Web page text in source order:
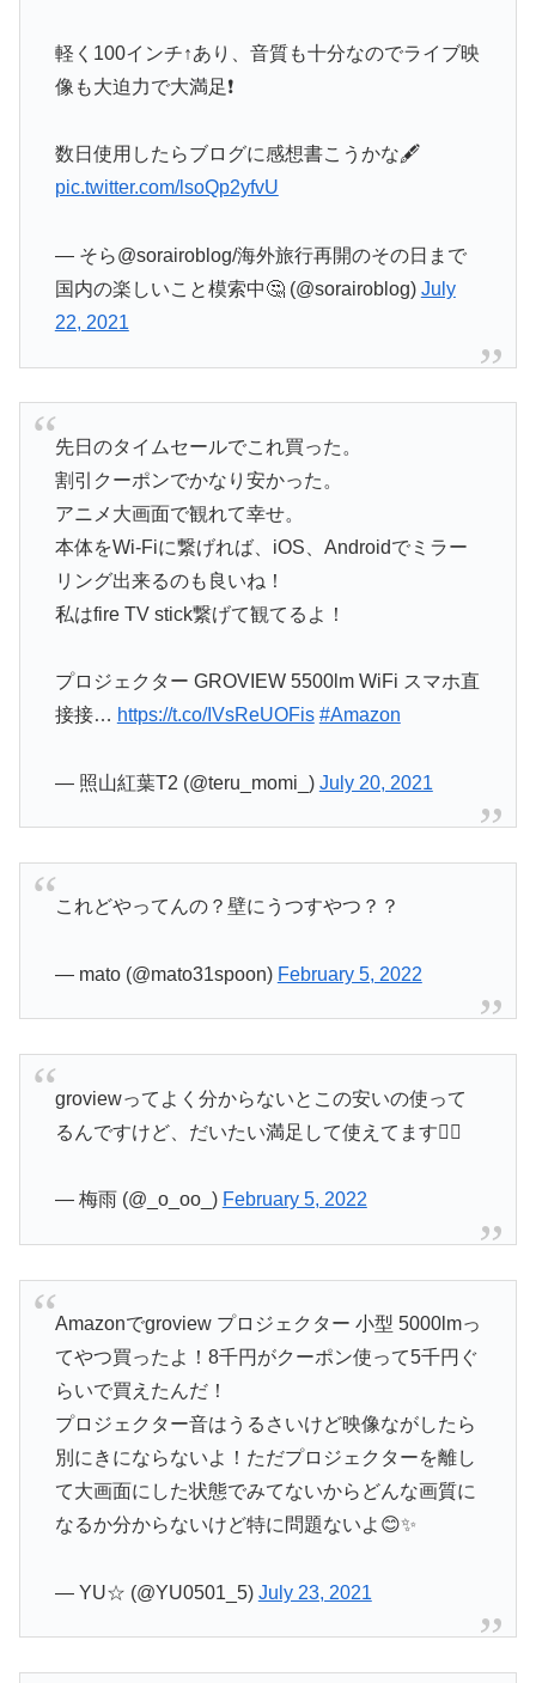
軽く100インチ↑あり、音質も十分なのでライブ映
像も大迫力で大満足❗
数日使用したらブログに感想書こうかな🖋️
pic.twitter.com/lsoQp2yfvU
— そら@sorairoblog/海外旅行再開のその日まで
国内の楽しいこと模索中🤔 (@sorairoblog) July
22, 2021
先日のタイムセールでこれ買った。
割引クーポンでかなり安かった。
アニメ大画面で観れて幸せ。
本体をWi-Fiに繋げれば、iOS、Androidでミラー
リング出来るのも良いね！
私はfire TV stick繋げて観てるよ！
プロジェクター GROVIEW 5500lm WiFi スマホ直
接接… https://t.co/IVsReUOFis #Amazon
— 照山紅葉T2 (@teru_momi_) July 20, 2021
これどやってんの？壁にうつすやつ？？
— mato (@mato31spoon) February 5, 2022
groviewってよく分からないとこの安いの使って
るんですけど、だいたい満足して使えてます👌🏿
— 梅雨 (@_o_oo_) February 5, 2022
Amazonでgroview プロジェクター 小型 5000lmっ
てやつ買ったよ！8千円がクーポン使って5千円ぐ
らいで買えたんだ！
プロジェクター音はうるさいけど映像ながしたら
別にきにならないよ！ただプロジェクターを離し
て大画面にした状態でみてないからどんな画質に
なるか分からないけど特に問題ないよ😊✨
— YU☆ (@YU0501_5) July 23, 2021